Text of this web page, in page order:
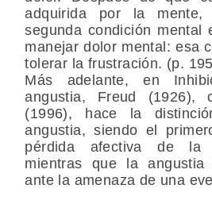
adquirida por la
segunda condición mental
manejar dolor mental: esa
tolerar la frustración. (p.
Más adelante, en
angustia, Freud (1926),
(1996), hace la
angustia, siendo el
pérdida afectiva de la
mientras que la
ante la amenaza de una